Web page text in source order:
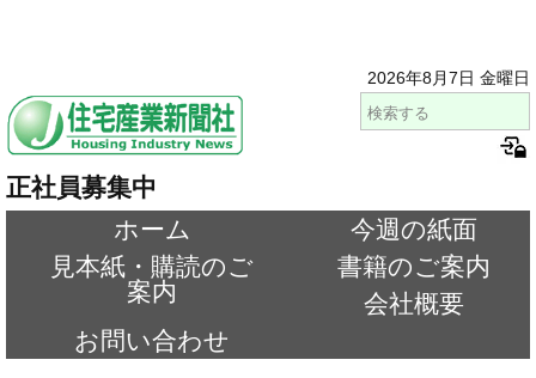
2026年8月7日 金曜日
正社員募集中
ホーム
今週の紙面
見本紙・購読のご
案内
書籍のご案内
会社概要
お問い合わせ